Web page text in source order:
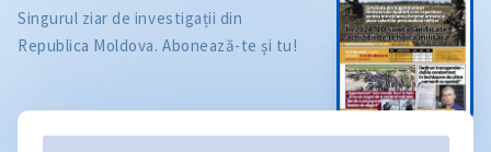
Singurul ziar de investigații din
Republica Moldova. Abonează-te și tu!